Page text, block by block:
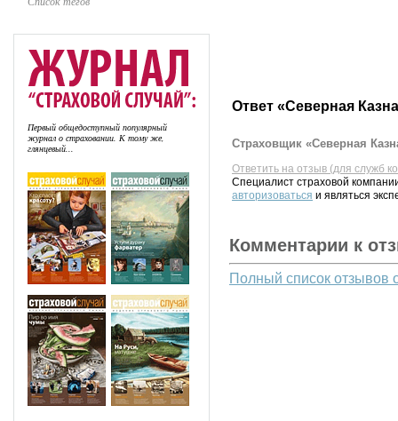
Первый общедоступный популярный
журнал о страховании. К тому же,
глянцевый...
Ответ «Северная
Страховщик «Северная
Ответить на отзыв (для служб
Специалист страховой
авторизоваться и являться
Комментарии к
Полный список отзывов